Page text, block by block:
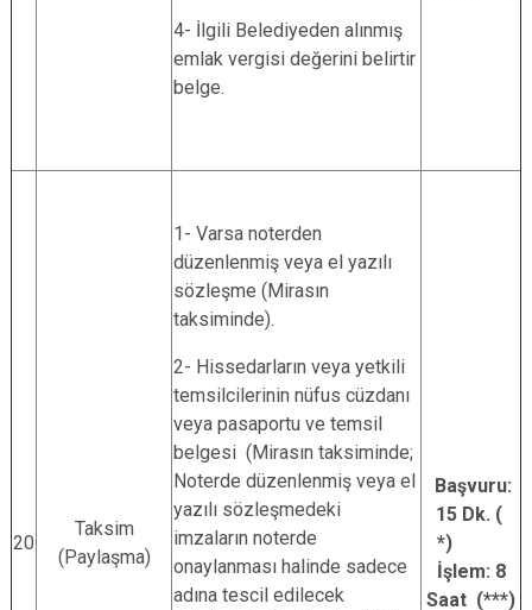
4- İlgili Belediyeden alınmış
emlak vergisi değerini belirtir
belge.
20
Taksim
(Paylaşma)
1- Varsa noterden
düzenlenmiş veya el yazılı
sözleşme (Mirasın
taksiminde).
2- Hissedarların veya yetkili
temsilcilerinin nüfus cüzdanı
veya pasaportu ve temsil
belgesi (Mirasın taksiminde;
Noterde düzenlenmiş veya el
yazılı sözleşmedeki
imzaların noterde
onaylanması halinde sadece
adına tescil edilecek
Başvuru:
15 Dk. (
*)
İşlem: 8
Saat (***)